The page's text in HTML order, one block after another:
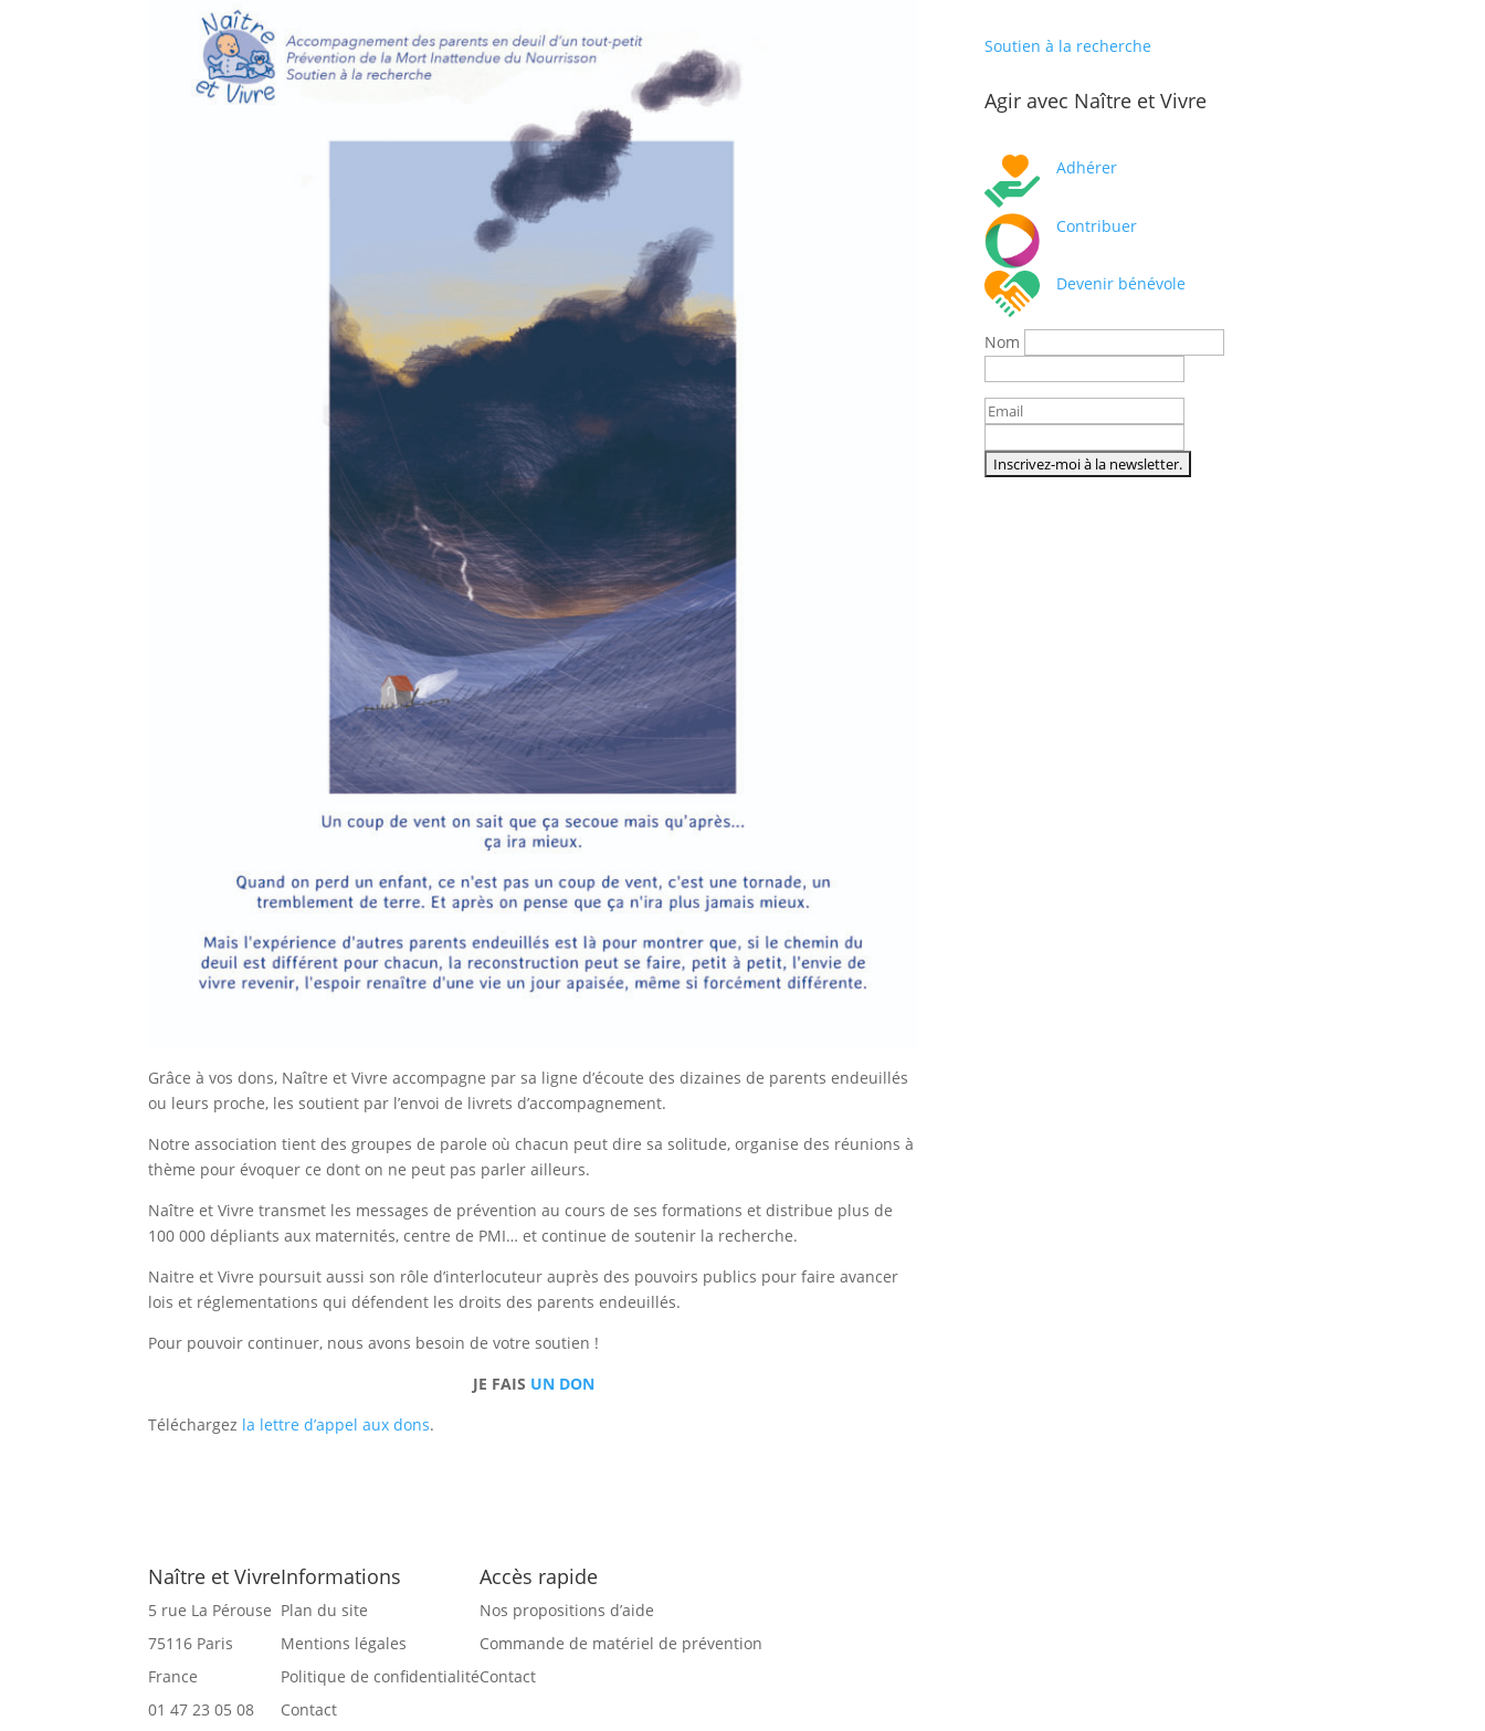
Grâce à vos dons, Naître et Vivre accompagne par sa ligne d’écoute des dizaines de parents endeuillés
ou leurs proche, les soutient par l’envoi de livrets d’accompagnement.
Notre association tient des groupes de parole où chacun peut dire sa solitude, organise des réunions à
thème pour évoquer ce dont on ne peut pas parler ailleurs.
Naître et Vivre transmet les messages de prévention au cours de ses formations et distribue plus de
100 000 dépliants aux maternités, centre de PMI… et continue de soutenir la recherche.
Naitre et Vivre poursuit aussi son rôle d’interlocuteur auprès des pouvoirs publics pour faire avancer
lois et réglementations qui défendent les droits des parents endeuillés.
Pour pouvoir continuer, nous avons besoin de votre soutien !
JE FAIS UN DON
Téléchargez la lettre d’appel aux dons.
Soutien à la recherche
Agir avec Naître et Vivre
Adhérer
Contribuer
Devenir bénévole
Nom
Naître et Vivre
5 rue La Pérouse
75116 Paris
France
01 47 23 05 08
Informations
Plan du site
Mentions légales
Politique de confidentialité
Contact
Accès rapide
Nos propositions d’aide
Commande de matériel de prévention
Contact